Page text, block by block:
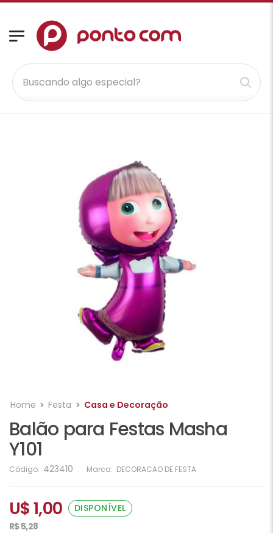
Home Festa Casa e Decoração
Balão para Festas Masha
Y101
Código: 423410 Marca: DECORACAO DE FESTA
U$ 1,00
DISPONÍVEL
R$ 5,28